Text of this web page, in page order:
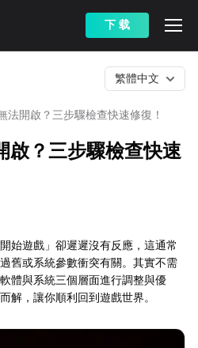
下 载
法開啟？三步驟檢查快速修復！
繁體中文
啟？三步驟檢查快速
始遊戲」卻遲遲沒有反應，這通常
舊或系統參數衝突有關。其實不需
體與系統三個層面進行調整與優
解，讓你順利回到遊戲世界。